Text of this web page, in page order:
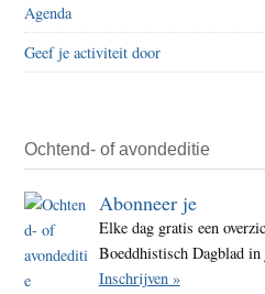
Agenda
Geef je activiteit door
Ochtend- of avondeditie
Abonneer je
Elke dag gratis een
Boeddhistisch Dagblad
Inschrijven »